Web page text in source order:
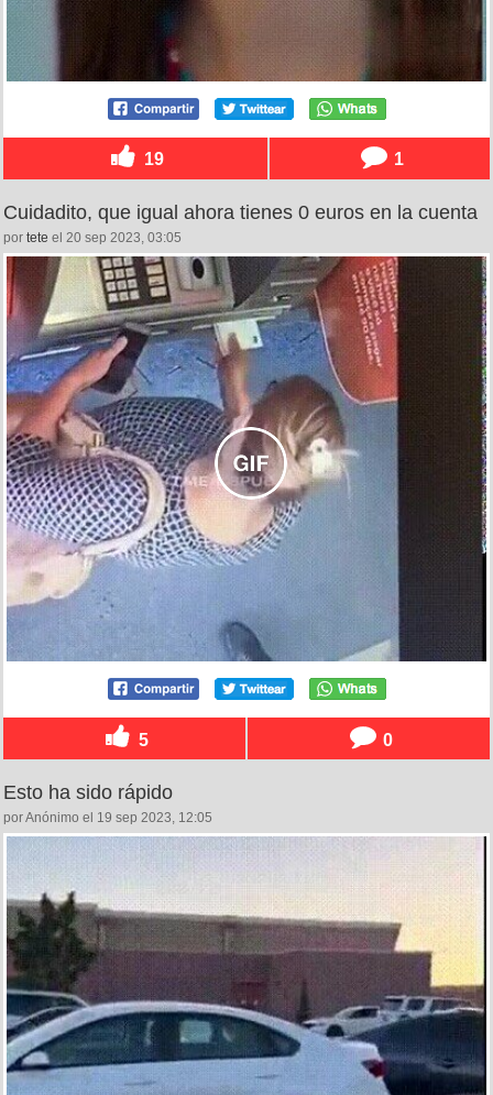
19 1
Cuidadito, que igual ahora tienes 0 euros en la cuenta
por tete el 20 sep 2023, 03:05
5 0
Esto ha sido rápido
por Anónimo el 19 sep 2023, 12:05